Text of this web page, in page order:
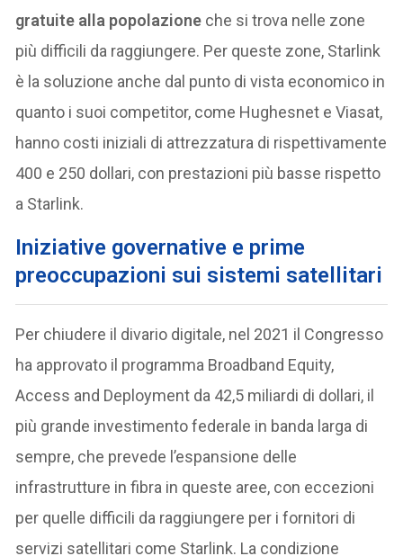
gratuite alla popolazione che si trova nelle zone
più difficili da raggiungere. Per queste zone, Starlink
è la soluzione anche dal punto di vista economico in
quanto i suoi competitor, come Hughesnet e Viasat,
hanno costi iniziali di attrezzatura di rispettivamente
400 e 250 dollari, con prestazioni più basse rispetto
a Starlink.
Iniziative governative e prime
preoccupazioni sui sistemi satellitari
Per chiudere il divario digitale, nel 2021 il Congresso
ha approvato il programma Broadband Equity,
Access and Deployment da 42,5 miliardi di dollari, il
più grande investimento federale in banda larga di
sempre, che prevede l’espansione delle
infrastrutture in fibra in queste aree, con eccezioni
per quelle difficili da raggiungere per i fornitori di
servizi satellitari come Starlink. La condizione